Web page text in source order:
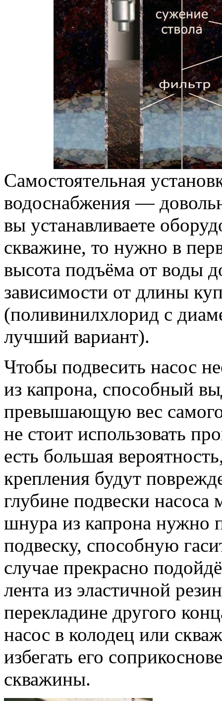
Самостоятельная
водоснабжения —
вы устанавливаете
скважине, то нужно в
высота подъёма от воды
зависимости от длины
(поливинилхлорид с
лучший вариант).
Чтобы подвесить насос
из капрона, способный
превышающую вес самого
не стоит использовать
есть большая
крепления будут
глубине подвески
шнура из капрона нужно
подвеску, способную
случае прекрасно
лента из эластичной
перекладине другого
насос в колодец или
избегать его
скважины.